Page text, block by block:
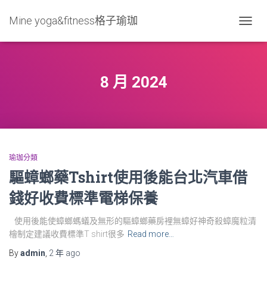
Mine yoga&fitness格子瑜珈
8 月 2024
瑜珈分類
驅蟑螂藥Tshirt使用後能台北汽車借
錢好收費標準電梯保養
使用後能使蟑螂螞蟻及無形的驅蟑螂藥房裡無蟑好神奇殺蟑魔粒清
檜制定建議收費標準T shirt很多 Read more…
Byadmin 2 年 ago